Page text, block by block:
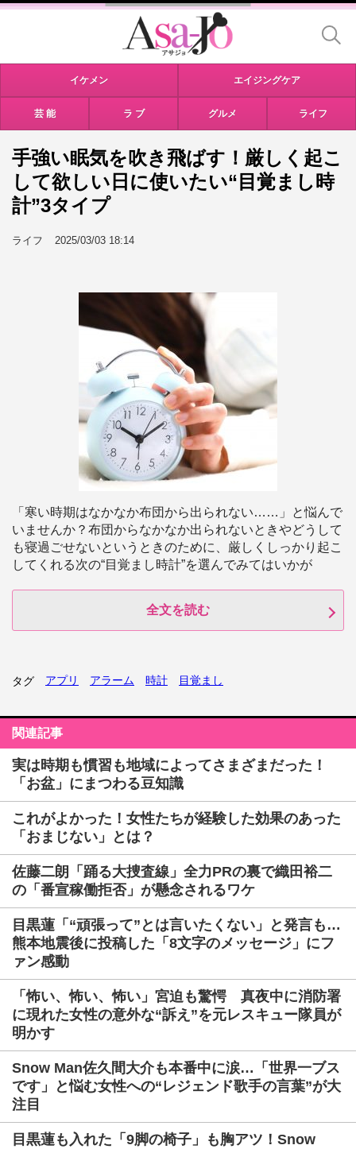
イケメン エイジングケア
芸 能 ラ ブ グルメ ライフ
手強い眠気を吹き飛ばす！厳しく起こ
して欲しい日に使いたい“目覚まし時
計”3タイプ
ライフ 2025/03/03 18:14
「寒い時期はなかなか布団から出られない……」と悩んで
いませんか？布団からなかなか出られないときやどうして
も寝過ごせないというときのために、厳しくしっかり起こ
してくれる次の“目覚まし時計”を選んでみてはいかが
全文を読む
タグ アプリ アラーム 時計 目覚まし
関連記事
実は時期も慣習も地域によってさまざまだった！
「お盆」にまつわる豆知識
これがよかった！女性たちが経験した効果のあった
「おまじない」とは？
佐藤二朗「踊る大捜査線」全力PRの裏で織田裕二
の「番宣稼働拒否」が懸念されるワケ
目黒蓮「“頑張って”とは言いたくない」と発言も…
熊本地震後に投稿した「8文字のメッセージ」にフ
ァン感動
「怖い、怖い、怖い」宮迫も驚愕 真夜中に消防署
に現れた女性の意外な“訴え”を元レスキュー隊員が
明かす
Snow Man佐久間大介も本番中に涙…「世界一ブス
です」と悩む女性への“レジェンド歌手の言葉”が大
注目
目黒蓮も入れた「9脚の椅子」も胸アツ！Snow